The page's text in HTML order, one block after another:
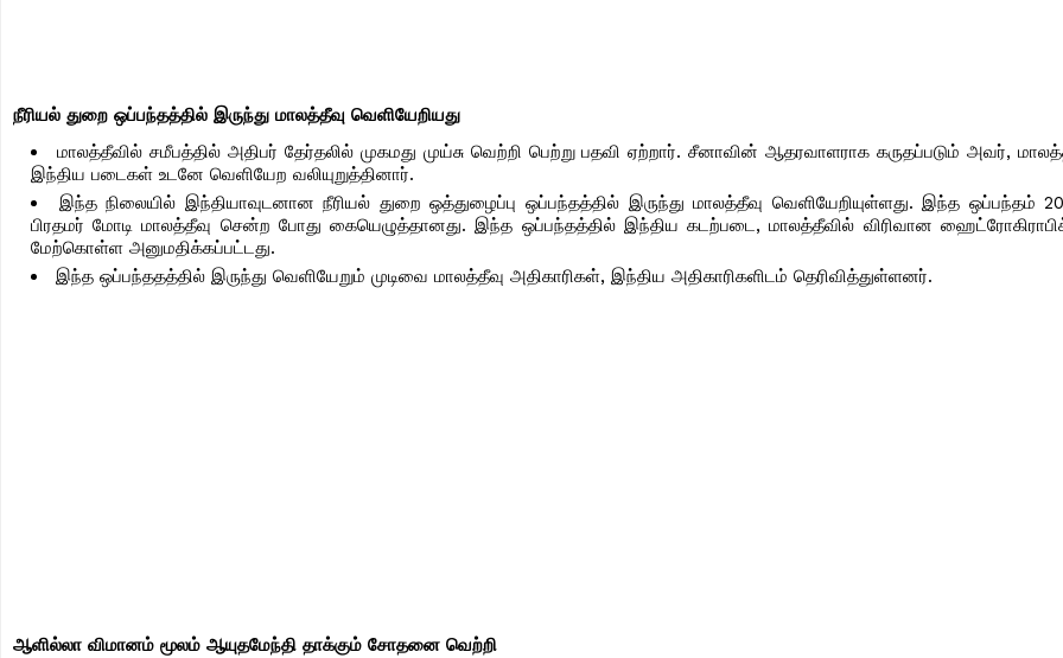
நீரியல் துறை ஒப்பந்தத்தில் இருந்து மாலத்தீவு வெளியேறியது
மாலத்தீவில் சமீபத்தில் அதிபர் தேர்தலில் முகமது முய்சு வெற்றி பெற்று பதவி ஏற்றார். சீனாவின் ஆதரவாளராக கருதப்படும் அவர்,
இந்திய படைகள் உடனே வெளியேற வலியுறுத்தினார்.
இந்த நிலையில் இந்தியாவுடனான நீரியல் துறை ஒத்துழைப்பு ஒப்பந்தத்தில் இருந்து மாலத்தீவு வெளியேறியுள்ளது. இந்த ஒப்பந்தம்
பிரதமர் மோடி மாலத்தீவு சென்ற போது கையெழுத்தானது. இந்த ஒப்பந்தத்தில் இந்திய கடற்படை, மாலத்தீவில் விரிவான
மேற்கொள்ள அனுமதிக்கப்பட்டது.
இந்த ஒப்பந்ததத்தில் இருந்து வெளியேறும் முடிவை மாலத்தீவு அதிகாரிகள், இந்திய அதிகாரிகளிடம் தெரிவித்துள்ளனர்.
ஆளில்லா விமானம் மூலம் ஆயுதமேந்தி தாக்கும் சோதனை வெற்றி